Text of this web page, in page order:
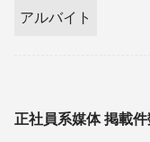
アルバイト
正社員系媒体 掲載